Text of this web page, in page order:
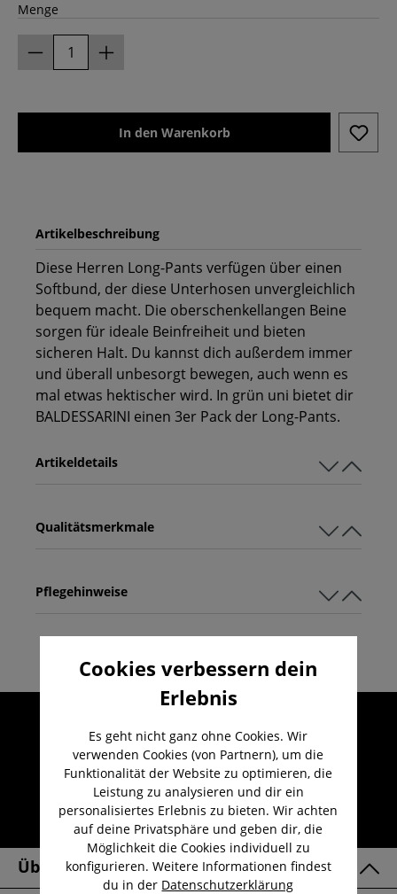
Menge
In den Warenkorb
Artikelbeschreibung
Diese ​Herren Long-Pants verfügen über einen
Softbund, der diese Unterhosen unvergleichlich
bequem macht. Die oberschenkellangen Beine
sorgen für ideale Beinfreiheit und bieten
sicheren Halt. Du kannst dich außerdem immer
und überall unbesorgt bewegen, auch wenn es
mal etwas hektischer wird. In grün uni bietet dir
BALDESSARINI einen 3er Pack der Long-Pants.
Qualitätsmerkmale
Artikeldetails
Pflegehinweise
Kauf auf Rechnung
Kostenloser Versand ab 29,-€
Lieferzeit 1-3 Werktage
30 Tage kostenlose Retoure
Über Uns
Cookies verbessern dein
Erlebnis
Es geht nicht ganz ohne Cookies. Wir
verwenden Cookies (von Partnern), um die
Funktionalität der Website zu optimieren, die
Leistung zu analysieren und dir ein
personalisiertes Erlebnis zu bieten. Wir achten
auf deine Privatsphäre und geben dir, die
Möglichkeit die Cookies individuell zu
konfigurieren. Weitere Informationen findest
du in der Datenschutzerklärung